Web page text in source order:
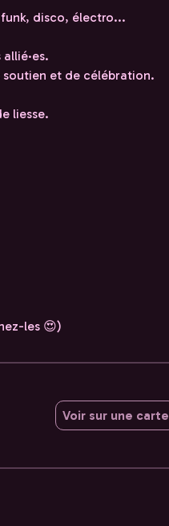
disco, électro...
et de célébration.
liesse.
les 😍)
Voir sur une carte